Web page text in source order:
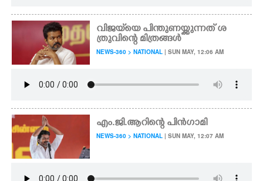
CONTACT US
വിജയ്‌യെ പിന്തുണയ്ക്കുന്നത് ശ
ത്രുവിന്റെ മിത്രങ്ങൾ
NEWS-360 > NATIONAL | SUN MAY, 12:06 AM
എം.ജി.ആറിന്റെ പിൻഗാമി
NEWS-360 > NATIONAL | SUN MAY, 12:07 AM